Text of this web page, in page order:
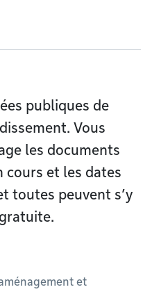
publiques de
Vous
les documents
cours et les dates
toutes peuvent s’y
et